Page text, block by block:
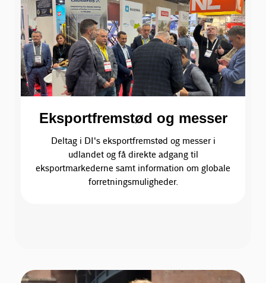
Eksportfremstød og messer
Deltag i DI's eksportfremstød og messer i
udlandet og få direkte adgang til
eksportmarkederne samt information om globale
forretningsmuligheder.